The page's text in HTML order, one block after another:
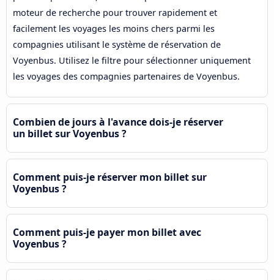
moteur de recherche pour trouver rapidement et
facilement les voyages les moins chers parmi les
compagnies utilisant le système de réservation de
Voyenbus. Utilisez le filtre pour sélectionner uniquement
les voyages des compagnies partenaires de Voyenbus.
Combien de jours à l'avance dois-je réserver
un billet sur Voyenbus ?
Comment puis-je réserver mon billet sur
Voyenbus ?
Comment puis-je payer mon billet avec
Voyenbus ?